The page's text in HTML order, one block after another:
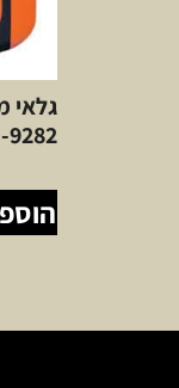
גלאי
9282